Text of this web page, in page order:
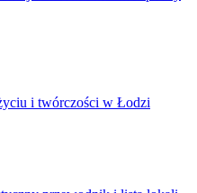
i twórczości w Łodzi